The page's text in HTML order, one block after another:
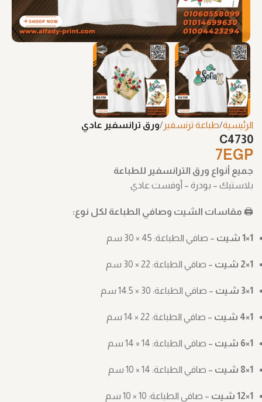
الرئيسية طباعة ترنسفير ورق ترانسفير عادي
C4730
7 EGP
جميع أنواع ورق الترانسفير للطباعة
بلاستيك – بودرة – أوفست عادي
🖨️ مقاسات الشيت وصافي الطباعة لكل نوع:
1×1 شيت – صافي الطباعة: ‎30 × 45 سم
1×2 شيت – صافي الطباعة: ‎30 × 22 سم
1×3 شيت – صافي الطباعة: ‎14.5 × 30 سم
1×4 شيت – صافي الطباعة: ‎14 × 22 سم
1×6 شيت – صافي الطباعة: ‎14 × 14 سم
1×8 شيت – صافي الطباعة: ‎10 × 14 سم
1×12 شيت – صافي الطباعة: ‎10 × 10 سم